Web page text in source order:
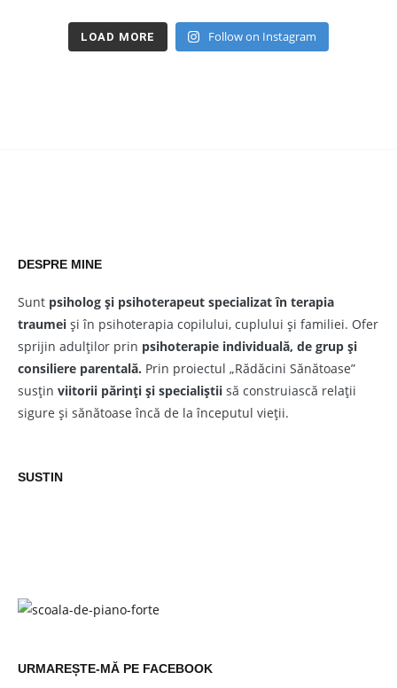
LOAD MORE Follow on Instagram
DESPRE MINE
Sunt psiholog și psihoterapeut specializat în terapia
traumei și în psihoterapia copilului, cuplului și familiei. Ofer
sprijin adulților prin psihoterapie individuală, de grup și
consiliere parentală. Prin proiectul „Rădăcini Sănătoase”
susțin viitorii părinți și specialiștii să construiască relații
sigure și sănătoase încă de la începutul vieții.
SUSTIN
URMAREȘTE-MĂ PE FACEBOOK